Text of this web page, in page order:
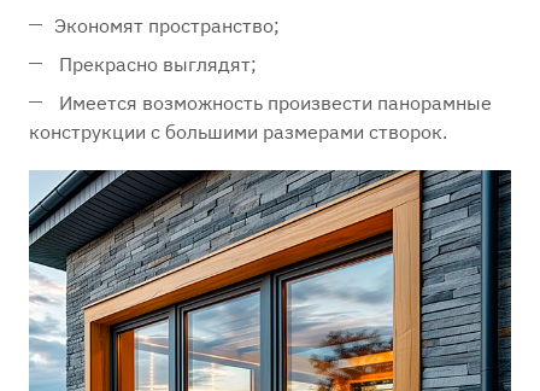
Экономят пространство;
Прекрасно выглядят;
Имеется возможность произвести панорамные
конструкции с большими размерами створок.